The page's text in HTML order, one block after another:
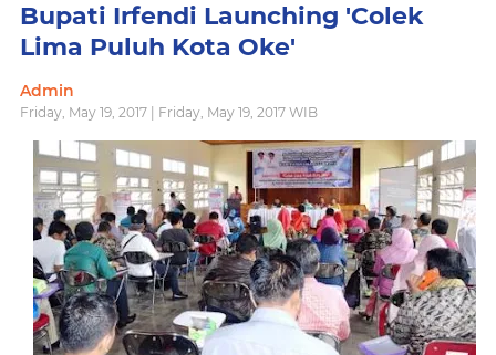
Bupati Irfendi Launching 'Colek
Lima Puluh Kota Oke'
Admin
Friday, May 19, 2017 | Friday, May 19, 2017 WIB